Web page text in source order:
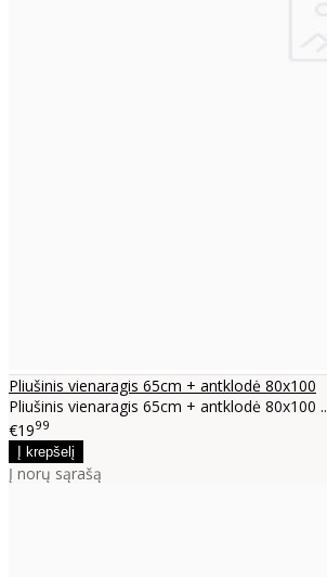
Pliušinis vienaragis 65cm + antklodė 80x100
Pliušinis vienaragis 65cm + antklodė 80x100 ..
€1999
Į norų sąrašą